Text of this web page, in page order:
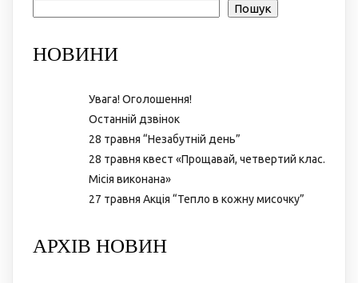
Пошук
НОВИНИ
Увага! Оголошення!
Останній дзвінок
28 травня “Незабутній день”
28 травня квест «Прощавай, четвертий клас.
Місія виконана»
27 травня Акція “Тепло в кожну мисочку”
АРХІВ НОВИН